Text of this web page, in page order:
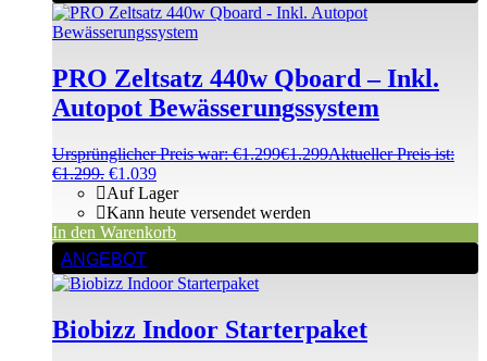
PRO Zeltsatz 440w Qboard – Inkl.
Autopot Bewässerungssystem
Ursprünglicher Preis war: €1.299€1.299Aktueller Preis ist:
€1.299. €1.039
Auf Lager
Kann heute versendet werden
In den Warenkorb
ANGEBOT
Biobizz Indoor Starterpaket